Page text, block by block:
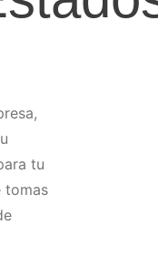
tu
tomas